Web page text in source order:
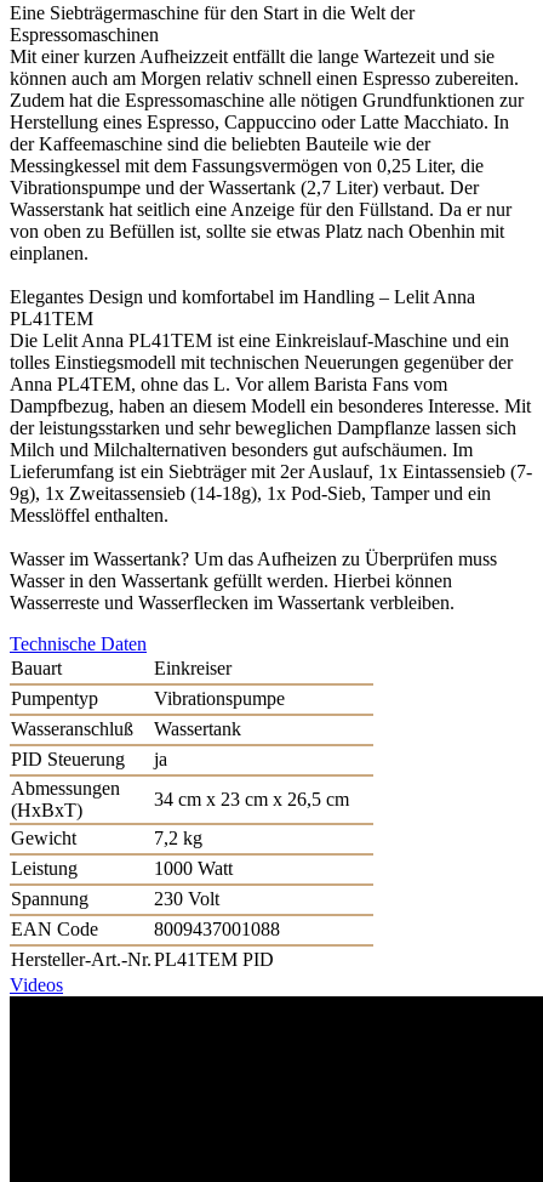
Eine Siebträgermaschine für den Start in die Welt der
Espressomaschinen
Mit einer kurzen Aufheizzeit entfällt die lange Wartezeit und sie
können auch am Morgen relativ schnell einen Espresso zubereiten.
Zudem hat die Espressomaschine alle nötigen Grundfunktionen zur
Herstellung eines Espresso, Cappuccino oder Latte Macchiato. In
der Kaffeemaschine sind die beliebten Bauteile wie der
Messingkessel mit dem Fassungsvermögen von 0,25 Liter, die
Vibrationspumpe und der Wassertank (2,7 Liter) verbaut. Der
Wasserstank hat seitlich eine Anzeige für den Füllstand. Da er nur
von oben zu Befüllen ist, sollte sie etwas Platz nach Obenhin mit
einplanen.
Elegantes Design und komfortabel im Handling – Lelit Anna
PL41TEM
Die Lelit Anna PL41TEM ist eine Einkreislauf-Maschine und ein
tolles Einstiegsmodell mit technischen Neuerungen gegenüber der
Anna PL4TEM, ohne das L. Vor allem Barista Fans vom
Dampfbezug, haben an diesem Modell ein besonderes Interesse. Mit
der leistungsstarken und sehr beweglichen Dampflanze lassen sich
Milch und Milchalternativen besonders gut aufschäumen. Im
Lieferumfang ist ein Siebträger mit 2er Auslauf, 1x Eintassensieb (7-
9g), 1x Zweitassensieb (14-18g), 1x Pod-Sieb, Tamper und ein
Messlöffel enthalten.
Wasser im Wassertank? Um das Aufheizen zu Überprüfen muss
Wasser in den Wassertank gefüllt werden. Hierbei können
Wasserreste und Wasserflecken im Wassertank verbleiben.
Technische Daten
Bauart
Einkreiser
Pumpentyp
Vibrationspumpe
Wasseranschluß
Wassertank
PID Steuerung
ja
Abmessungen
(HxBxT)
34 cm x 23 cm x 26,5 cm
Gewicht
7,2 kg
Leistung
1000 Watt
Spannung
230 Volt
EAN Code
8009437001088
Hersteller-Art.-Nr.PL41TEM PID
Videos